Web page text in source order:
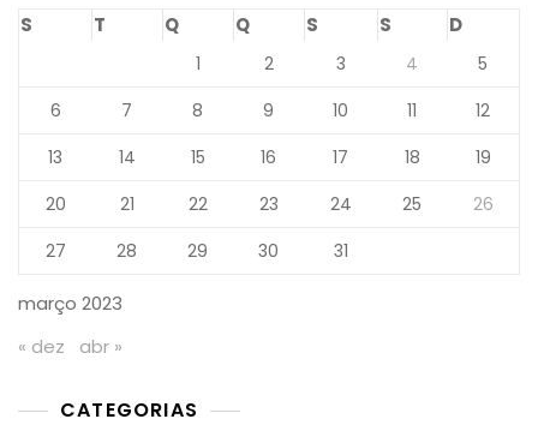
março 2023
S T Q Q S S D
1 2 3 4
5
6
7 8 9 10 11
12
13
14 15 16 17 18
19
20
21 22 23 24 25
26
27
28 29 30 31
« dez abr »
CATEGORIAS